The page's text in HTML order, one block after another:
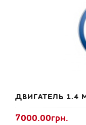
ДВИГАТЕЛЬ 1.4
7000.00грн.